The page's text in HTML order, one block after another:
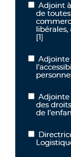
Adjoint à la
Adjoint
de
libérales,
[1]
Adjointe à la
Adjointe
Adjointe à la
Adjointe
des
de
Directrice de